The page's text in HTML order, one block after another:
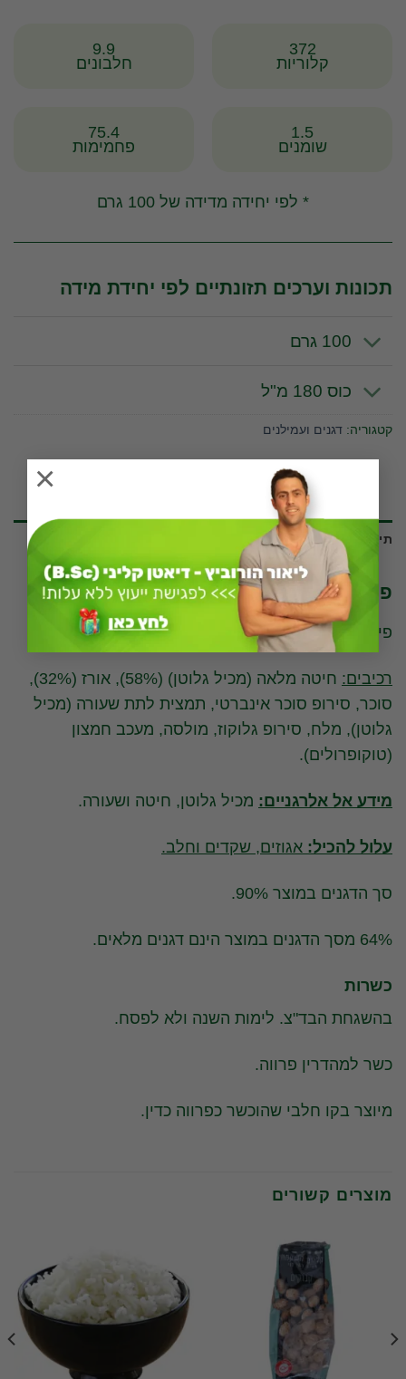
×
372
קלוריות
9.9
חלבונים
1.5
שומנים
75.4
פחמימות
* לפי יחידה מדידה של 100 גרם
תכונות וערכים תזונתיים לפי יחידת מידה
100 גרם
כוס 180 מ"ל
קטגוריה: דגנים ועמילנים
תיאור
פיטנס קלאסי קלוריות
פיטנס קלאסי קלוריות
רכיבים:
חיטה מלאה (מכיל גלוטן) (58%), אורז (32%),
סוכר, סירופ סוכר אינברטי, תמצית לתת שעורה (מכיל
גלוטן), מלח, סירופ גלוקוז, מולסה, מעכב חמצון
(טוקופרולים).
מידע אל אלרגניים: מכיל גלוטן, חיטה ושעורה.
עלול להכיל: אגוזים, שקדים וחלב.
סך הדגנים במוצר 90%.
64% מסך הדגנים במוצר הינם דגנים מלאים.
כשרות
בהשגחת הבד"צ. לימות השנה ולא לפסח.
כשר למהדרין פרווה.
מיוצר בקו חלבי שהוכשר כפרווה כדין.
מוצרים קשורים